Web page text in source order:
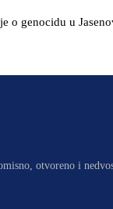
o genocidu u
otvoreno i